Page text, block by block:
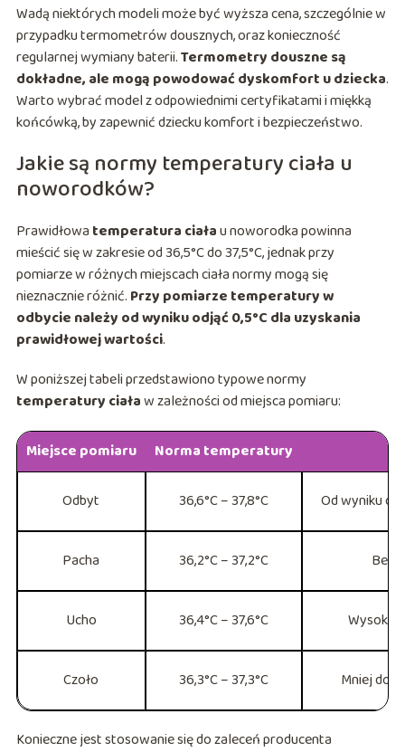
Wadą niektórych modeli może być wyższa cena, szczególnie w
przypadku termometrów dousznych, oraz konieczność
regularnej wymiany baterii.Termometry douszne są
dokładne, ale mogą powodować dyskomfort u dziecka.
Warto wybrać model z odpowiednimi certyfikatami i miękką
końcówką, by zapewnić dziecku komfort i bezpieczeństwo.
Jakie są normy temperatury ciała u
noworodków?
Prawidłowa temperatura ciałau noworodka powinna
mieścić się w zakresie od 36,5°C do 37,5°C, jednak przy
pomiarze w różnych miejscach ciała normy mogą się
nieznacznie różnić. Przy pomiarze temperatury w
odbycie należy od wyniku odjąć 0,5°C dla uzyskania
prawidłowej wartości.
W poniższej tabeli przedstawiono typowe normy
temperatury ciaław zależności od miejsca pomiaru:
Miejsce pomiaru Norma temperatury
Odbyt 36,6°C – 37,8°C Od wyniku
Pacha 36,2°C – 37,2°C Bez
Ucho 36,4°C – 37,6°C Wysoka
Czoło 36,3°C – 37,3°C Mniej
Konieczne jest stosowanie się do zaleceń producenta